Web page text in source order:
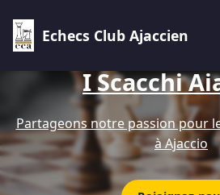
Echecs Club Ajaccien
I Scacchi
Partageons notre passion pour
à Ajaccio